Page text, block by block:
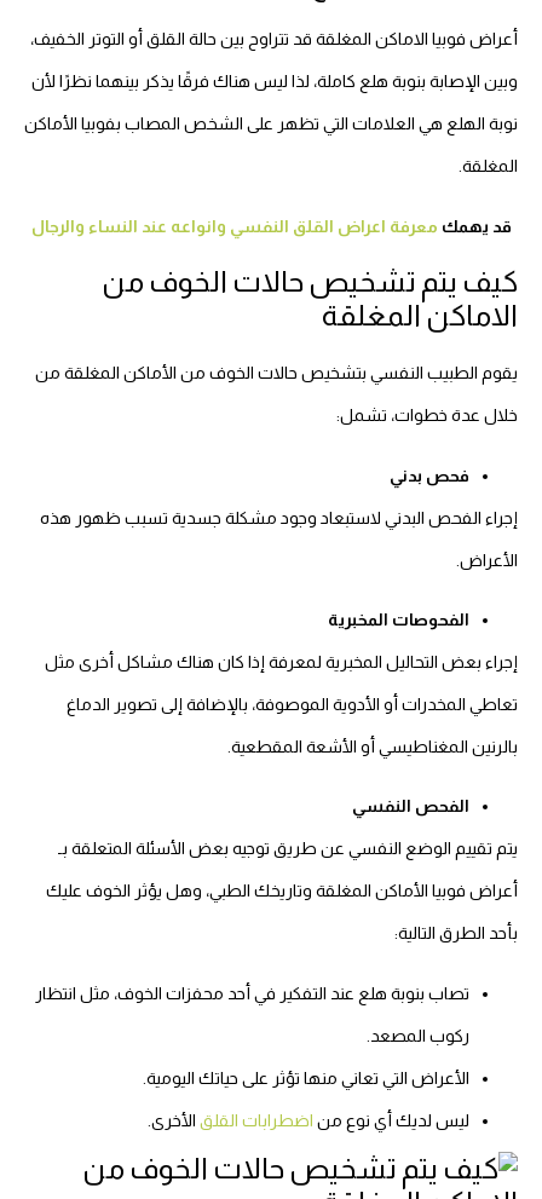
أعراض فوبيا الاماكن المغلقة قد تتراوح بين حالة القلق أو التوتر الخفيف،
وبين الإصابة بنوبة هلع كاملة، لذا ليس هناك فرقًا يذكر بينهما نظرًا لأن
نوبة الهلع هي العلامات التي تظهر على الشخص المصاب بفوبيا الأماكن
المغلقة.
قد يهمك معرفة اعراض القلق النفسي وانواعه عند النساء والرجال
كيف يتم تشخيص حالات الخوف من
الاماكن المغلقة
يقوم الطبيب النفسي بتشخيص حالات الخوف من الأماكن المغلقة من
خلال عدة خطوات، تشمل:
فحص بدني
إجراء الفحص البدني لاستبعاد وجود مشكلة جسدية تسبب ظهور هذه
الأعراض.
الفحوصات المخبرية
إجراء بعض التحاليل المخبرية لمعرفة إذا كان هناك مشاكل أخرى مثل
تعاطي المخدرات أو الأدوية الموصوفة، بالإضافة إلى تصوير الدماغ
بالرنين المغناطيسي أو الأشعة المقطعية.
الفحص النفسي
يتم تقييم الوضع النفسي عن طريق توجيه بعض الأسئلة المتعلقة بـ
أعراض فوبيا الأماكن المغلقة وتاريخك الطبي، وهل يؤثر الخوف عليك
بأحد الطرق التالية:
تصاب بنوبة هلع عند التفكير في أحد محفزات الخوف، مثل انتظار
ركوب المصعد.
الأعراض التي تعاني منها تؤثر على حياتك اليومية.
ليس لديك أي نوع من اضطرابات القلق الأخرى.